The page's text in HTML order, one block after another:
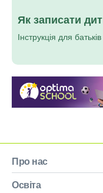
Як записати
Інструкція для батьків
Про нас
Освіта